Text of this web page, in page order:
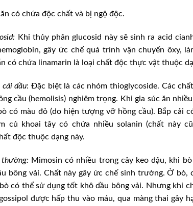
có chứa độc chất và bị ngộ độc.
Khi thủy phân glucosid này sẽ sinh ra acid
gây ức chế quá trình vận chuyển ôxy,
có chứa linamarin là loại chất độc thực vật thuộc
cải dầu: Đặc biệt là các nhóm thioglycoside. Các
cầu (hemolisis) nghiêm trọng. Khi gia súc ăn
có màu đỏ (do hiện tượng vỡ hồng cầu). Bắp cải
củ khoai tây có chứa nhiều solanin (chất này
độc thuộc dạng này.
Mimosin có nhiều trong cây keo dậu, khi
bông vải. Chất này gây ức chế sinh trưởng. Ở bò,
có thể sử dụng tốt khô dầu bông vải. Nhưng khi
được hấp thu vào máu, qua màng thai gây